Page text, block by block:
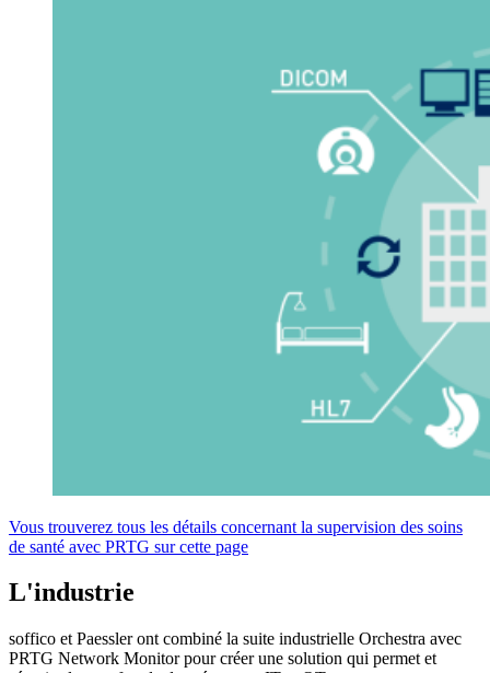
Vous trouverez tous les détails concernant la supervision des soins
de santé avec PRTG sur cette page
L'industrie
soffico et Paessler ont combiné la suite industrielle Orchestra avec
PRTG Network Monitor pour créer une solution qui permet et